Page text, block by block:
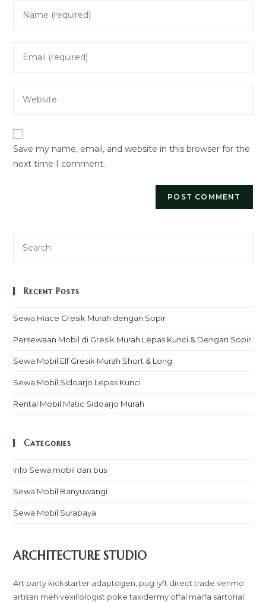
your
comment
your
address
your
URL
(optional)
Save my name, email, and website in this browser for the
next time I comment.
Recent Posts
Sewa Hiace Gresik Murah dengan Sopir
Persewaan Mobil di Gresik Murah Lepas Kunci & Dengan Sopir
Sewa Mobil Elf Gresik Murah Short & Long
Sewa Mobil Sidoarjo Lepas Kunci
Rental Mobil Matic Sidoarjo Murah
Categories
Info Sewa mobil dan bus
Sewa Mobil Banyuwangi
Sewa Mobil Surabaya
ARCHITECTURE STUDIO
Art party kickstarter adaptogen, pug lyft direct trade venmo
artisan meh vexillologist poke taxidermy offal marfa sartorial.